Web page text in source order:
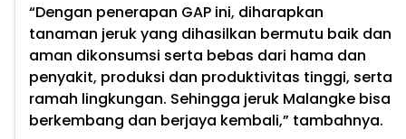
“Dengan penerapan GAP ini, diharapkan
tanaman jeruk yang dihasilkan bermutu baik dan
aman dikonsumsi serta bebas dari hama dan
penyakit, produksi dan produktivitas tinggi, serta
ramah lingkungan. Sehingga jeruk Malangke bisa
berkembang dan berjaya kembali,” tambahnya.